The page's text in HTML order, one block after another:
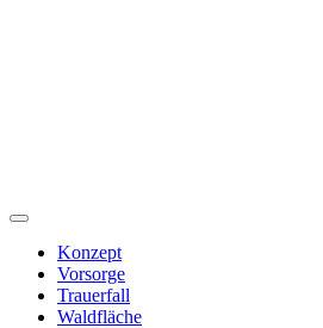
Konzept
Vorsorge
Trauerfall
Waldfläche